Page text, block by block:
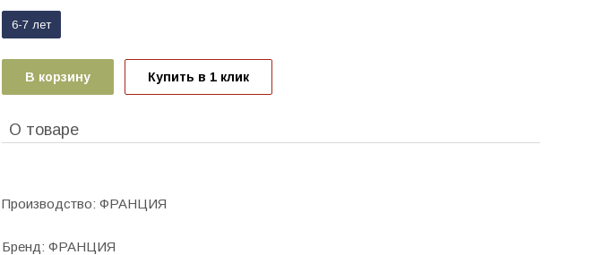
6-7 лет
В корзину Купить в 1 клик
О товаре
Производство: ФРАНЦИЯ
Бренд: ФРАНЦИЯ